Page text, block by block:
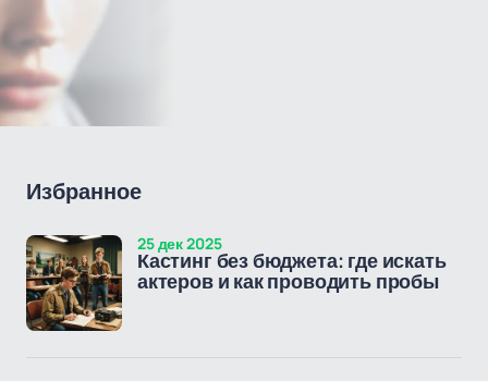
Избранное
Кастинг без бюджета: где искать
актеров и как проводить пробы
25 дек 2025